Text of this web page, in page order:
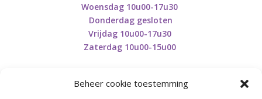
Beheer cookie toestemming
Woensdag 10u00-17u30
Donderdag gesloten
Vrijdag 10u00-17u30
Zaterdag 10u00-15u00